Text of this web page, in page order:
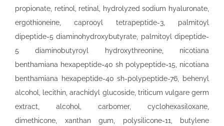
propionate, retinol, retinal, hydrolyzed sodium hyaluronate,
ergothioneine, caprooyl tetrapeptide-3, palmitoyl
dipeptide-5 diaminohydroxybutyrate, palmitoyl dipeptide-
5 diaminobutyroyl hydroxythreonine, nicotiana
benthamiana hexapeptide-40 sh polypeptide-15, nicotiana
benthamiana hexapeptide-40 sh-polypeptide-76, behenyl
alcohol, lecithin, arachidyl glucoside, triticum vulgare germ
extract, alcohol, carbomer, cyclohexasiloxane,
dimethicone, xanthan gum, polysilicone-11, butylene